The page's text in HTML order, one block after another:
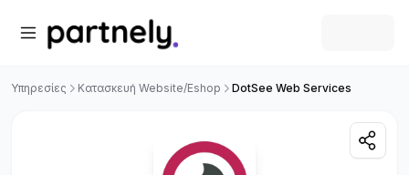
Υπηρεσίες Κατασκευή Website/Eshop DotSee Web Services